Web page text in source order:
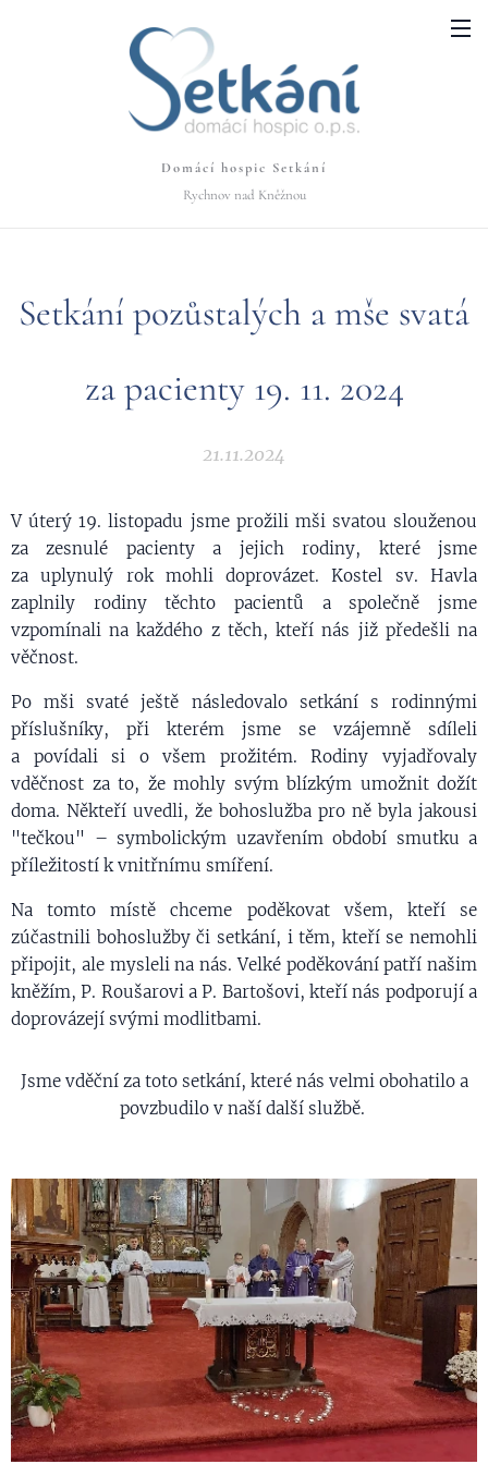
Domácí hospic Setkání
Rychnov nad Kněžnou
Setkání pozůstalých a mše svatá
za pacienty 19. 11. 2024
21.11.2024
V úterý 19. listopadu jsme prožili mši svatou slouženou
za zesnulé pacienty a jejich rodiny, které jsme
za uplynulý rok mohli doprovázet. Kostel sv. Havla
zaplnily rodiny těchto pacientů a společně jsme
vzpomínali na každého z těch, kteří nás již předešli na
věčnost.
Po mši svaté ještě následovalo setkání s rodinnými
příslušníky, při kterém jsme se vzájemně sdíleli
a povídali si o všem prožitém. Rodiny vyjadřovaly
vděčnost za to, že mohly svým blízkým umožnit dožít
doma. Někteří uvedli, že bohoslužba pro ně byla jakousi
"tečkou" – symbolickým uzavřením období smutku a
příležitostí k vnitřnímu smíření.
Na tomto místě chceme poděkovat všem, kteří se
zúčastnili bohoslužby či setkání, i těm, kteří se nemohli
připojit, ale mysleli na nás. Velké poděkování patří našim
kněžím, P. Roušarovi a P. Bartošovi, kteří nás podporují a
doprovázejí svými modlitbami.
Jsme vděční za toto setkání, které nás velmi obohatilo a
povzbudilo v naší další službě.